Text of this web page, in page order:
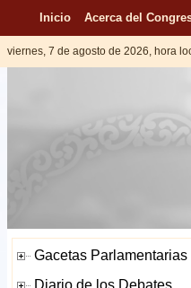
Inicio Acerca del
viernes, 7 de agosto de 2026, hora